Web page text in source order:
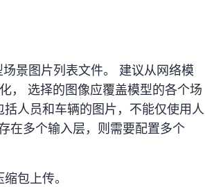
场景图片列表文件。 建议从网络模
， 选择的图像应覆盖模型的各个场
人员和车辆的图片，不能仅使用人
在多个输入层，则需要配置多个
包上传。